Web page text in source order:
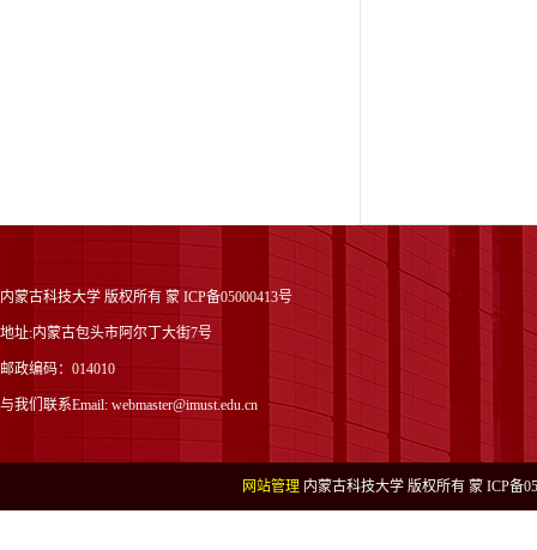
内蒙古科技大学 版权所有 蒙 ICP备05000413号
地址:内蒙古包头市阿尔丁大街7号
邮政编码：014010
与我们联系Email: webmaster@imust.edu.cn
网站管理内蒙古科技大学 版权所有 蒙 ICP备